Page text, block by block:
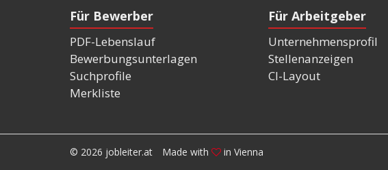
Für Bewerber
PDF-Lebenslauf
Bewerbungsunterlagen
Suchprofile
Merkliste
Für Arbeitgeber
Unternehmensprofil
Stellenanzeigen
CI-Layout
© 2026 jobleiter.at Made with in Vienna